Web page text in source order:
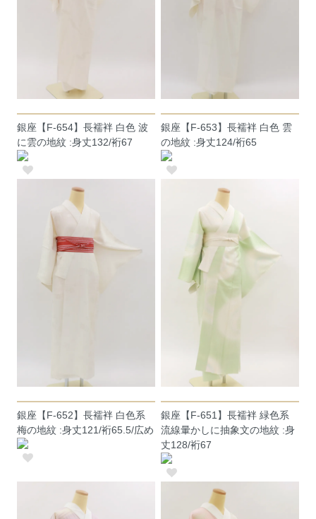
銀座【F-654】長襦袢 白色 波
に雲の地紋 :身丈132/裄67
銀座【F-653】長襦袢 白色 雲
の地紋 :身丈124/裄65
銀座【F-652】長襦袢 白色系
梅の地紋 :身丈121/裄65.5/広め
銀座【F-651】長襦袢 緑色系
流線暈かしに抽象文の地紋 :身
丈128/裄67